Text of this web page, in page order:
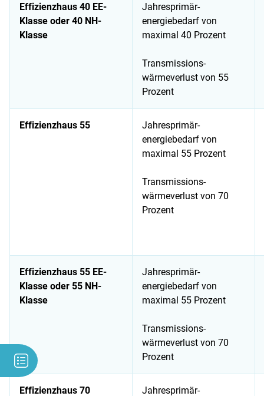
Effizienzhaus 40 EE-
Klasse oder 40 NH-
Klasse
Jahresprimär-
energiebedarf von
maximal 40 Prozent
Transmissions-
wärmeverlust von 55
Prozent
Effizienzhaus 55
Jahresprimär-
energiebedarf von
maximal 55 Prozent
Transmissions-
wärmeverlust von 70
Prozent
Effizienzhaus 55 EE-
Klasse oder 55 NH-
Klasse
Jahresprimär-
energiebedarf von
maximal 55 Prozent
Transmissions-
wärmeverlust von 70
Prozent
Effizienzhaus 70 Jahresprimär-